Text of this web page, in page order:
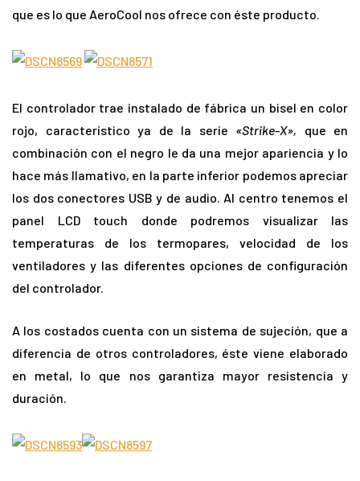
que es lo que AeroCool nos ofrece con éste producto.
El controlador trae instalado de fábrica un bisel en color
rojo, característico ya de la serie «Strike-X», que en
combinación con el negro le da una mejor apariencia y lo
hace más llamativo, en la parte inferior podemos apreciar
los dos conectores USB y de audio. Al centro tenemos el
panel LCD touch donde podremos visualizar las
temperaturas de los termopares, velocidad de los
ventiladores y las diferentes opciones de configuración
del controlador.
A los costados cuenta con un sistema de sujeción, que a
diferencia de otros controladores, éste viene elaborado
en metal, lo que nos garantiza mayor resistencia y
duración.